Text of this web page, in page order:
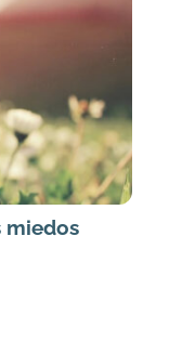
miedos